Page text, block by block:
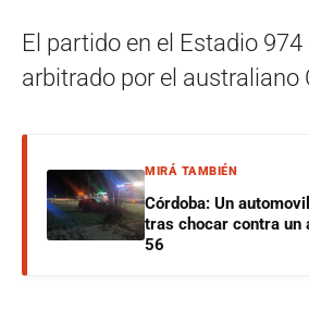
El partido en el Estadio 974
arbitrado por el australiano
MIRÁ TAMBIÉN
Córdoba: Un
tras chocar contra un
56